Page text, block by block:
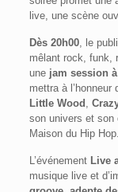
live, une scène
Dès 20h00, le
mêlant rock, funk,
une jam session
mettra à l’honneur
Little Wood
son univers et son
Maison du Hip Hop.
L’événement Live
musique live et